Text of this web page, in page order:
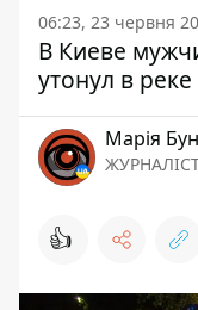
06:23, 23 червня
В Киеве
утонул в реке
Марія
👍